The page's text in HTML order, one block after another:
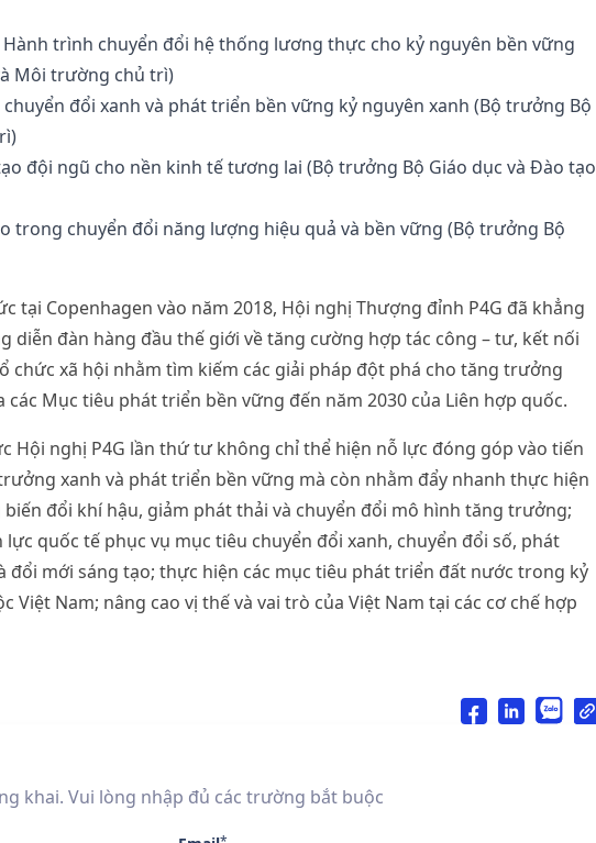
Hành trình chuyển đổi hệ thống lương thực cho kỷ nguyên bền vững
Môi trường chủ trì)
đổi xanh và phát triển bền vững kỷ nguyên xanh (Bộ trưởng Bộ
đội ngũ cho nền kinh tế tương lai (Bộ trưởng Bộ Giáo dục và Đào tạo
trong chuyển đổi năng lượng hiệu quả và bền vững (Bộ trưởng Bộ
tại Copenhagen vào năm 2018, Hội nghị Thượng đỉnh P4G đã khẳng
diễn đàn hàng đầu thế giới về tăng cường hợp tác công – tư, kết nối
chức xã hội nhằm tìm kiếm các giải pháp đột phá cho tăng trưởng
Mục tiêu phát triển bền vững đến năm 2030 của Liên hợp quốc.
Hội nghị P4G lần thứ tư không chỉ thể hiện nỗ lực đóng góp vào tiến
xanh và phát triển bền vững mà còn nhằm đẩy nhanh thực hiện
biến đổi khí hậu, giảm phát thải và chuyển đổi mô hình tăng trưởng;
quốc tế phục vụ mục tiêu chuyển đổi xanh, chuyển đổi số, phát
đổi mới sáng tạo; thực hiện các mục tiêu phát triển đất nước trong kỷ
Việt Nam; nâng cao vị thế và vai trò của Việt Nam tại các cơ chế hợp
khai. Vui lòng nhập đủ các trường bắt buộc